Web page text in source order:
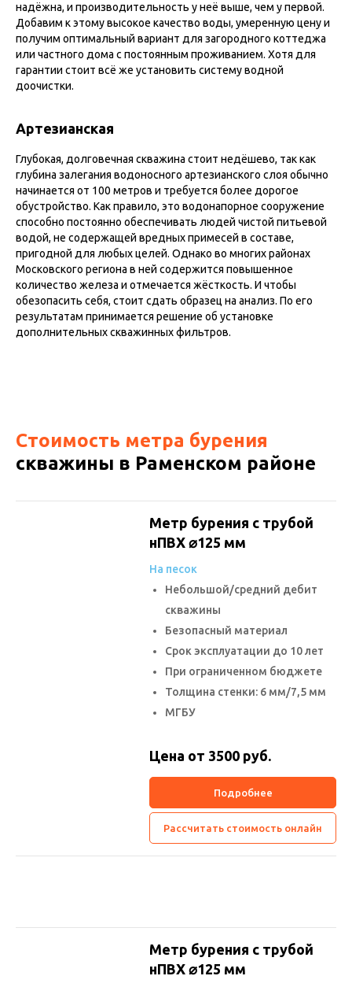
надёжна, и производительность у неё выше, чем у первой.
Добавим к этому высокое качество воды, умеренную цену и
получим оптимальный вариант для загородного коттеджа
или частного дома с постоянным проживанием. Хотя для
гарантии стоит всё же установить систему водной
доочистки.
Артезианская
Глубокая, долговечная скважина стоит недёшево, так как
глубина залегания водоносного артезианского слоя обычно
начинается от 100 метров и требуется более дорогое
обустройство. Как правило, это водонапорное сооружение
способно постоянно обеспечивать людей чистой питьевой
водой, не содержащей вредных примесей в составе,
пригодной для любых целей. Однако во многих районах
Московского региона в ней содержится повышенное
количество железа и отмечается жёсткость. И чтобы
обезопасить себя, стоит сдать образец на анализ. По его
результатам принимается решение об установке
дополнительных скважинных фильтров.
Стоимость метра бурения
скважины в Раменском районе
Метр бурения с трубой
нПВХ ⌀125 мм
На песок
Небольшой/средний дебит
скважины
Безопасный материал
Срок эксплуатации до 10 лет
При ограниченном бюджете
Толщина стенки: 6 мм/7,5 мм
МГБУ
Цена от 3500 руб.
Подробнее
Рассчитать стоимость онлайн
Метр бурения с трубой
нПВХ ⌀125 мм